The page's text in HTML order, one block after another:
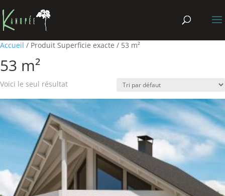
Accueil / Produit Superficie exacte / 53 m²
53 m²
Voici le seul résultat